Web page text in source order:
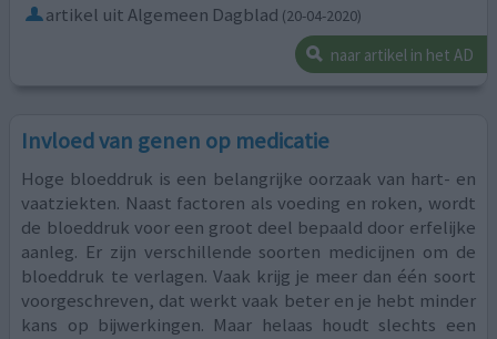
artikel uit Algemeen Dagblad (20-04-2020)
naar artikel in het AD
Invloed van genen op medicatie
Hoge bloeddruk is een belangrijke oorzaak van hart- en
vaatziekten. Naast factoren als voeding en roken, wordt
de bloeddruk voor een groot deel bepaald door erfelijke
aanleg. Er zijn verschillende soorten medicijnen om de
bloeddruk te verlagen. Vaak krijg je meer dan één soort
voorgeschreven, dat werkt vaak beter en je hebt minder
kans op bijwerkingen. Maar helaas houdt slechts een